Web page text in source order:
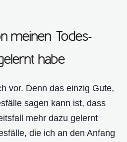
meinen Todes-
habe
vor. Denn das einzig Gute,
sagen kann ist, dass
mehr dazu gelernt
die ich an den Anfang